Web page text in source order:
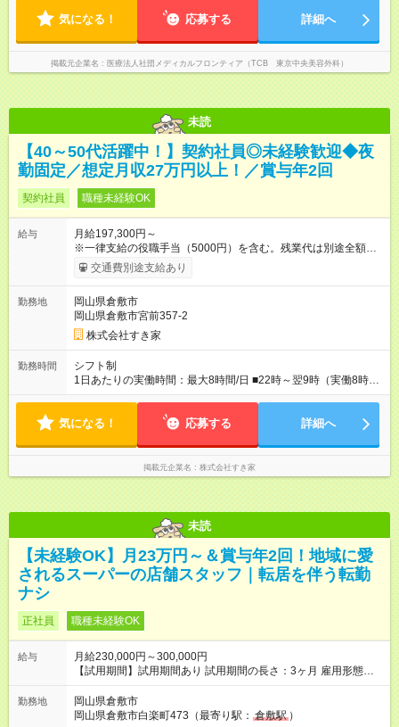
気になる！ 応募する 詳細へ
掲載元企業名 医療法人社団メディカルフロンティア（TCB 東京中央美容外科）
未読
【40～50代活躍中！】契約社員◎未経験歓迎◆夜
勤固定／想定月収27万円以上！／賞与年2回
契約社員 職種未経験OK
給与
月給197,300円～
※一律支給の役職手当（5000円）を含む。残業代は別途全額支
給。 ※深夜勤務手当は、残業時間等により変動します。 ※想定
月収27万円以上 ※最大4回昇給のチャンスあり ※賞与年2回支給
交通費別途支給あり
勤務地
岡山県倉敷市
岡山県倉敷市宮前357-2
株式会社すき家
勤務時間
シフト制
1日あたりの実働時間：最大8時間/日 ■22時～翌9時（実働8時
間） ※上記はあくまでも一例です。店舗により、時間が前後す
のシフトを組んでいます。 ★各店舗のサポートのために本社に
気になる！ 応募する 詳細へ
掲載元企業名 株式会社すき家
未読
【未経験OK】月23万円～＆賞与年2回！地域に愛
されるスーパーの店舗スタッフ｜転居を伴う転勤
ナシ
正社員 職種未経験OK
給与
月給230,000円～300,000円
【試用期間】試用期間あり 試用期間の長さ：3ヶ月 雇用形態、
給与は本採用時と同じです。
勤務地
岡山県倉敷市
岡山県倉敷市白楽町473（最寄り駅： 倉敷駅 ）